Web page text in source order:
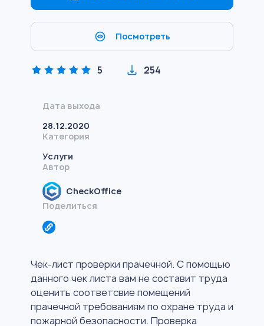
Посмотреть
5 254
Дата выхода
28.12.2020
Категория
Услуги
Автор
CheckOffice
Поделиться
Чек-лист проверки прачечной. С помощью
данного чек листа вам не составит труда
оценить cоответсвие помещений
прачечной требованиям по охране труда и
пожарной безопасности. Проверка